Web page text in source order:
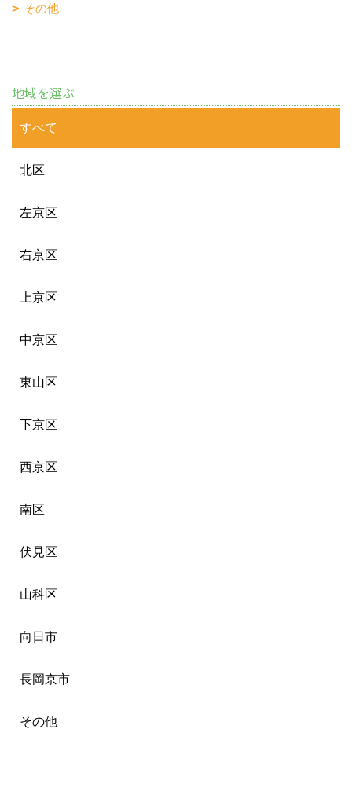
その他
地域を選ぶ
すべて
北区
左京区
右京区
上京区
中京区
東山区
下京区
西京区
南区
伏見区
山科区
向日市
長岡京市
その他